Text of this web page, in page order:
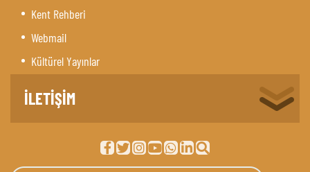
Kent Rehberi
Webmail
Kültürel Yayınlar
İLETİŞİM